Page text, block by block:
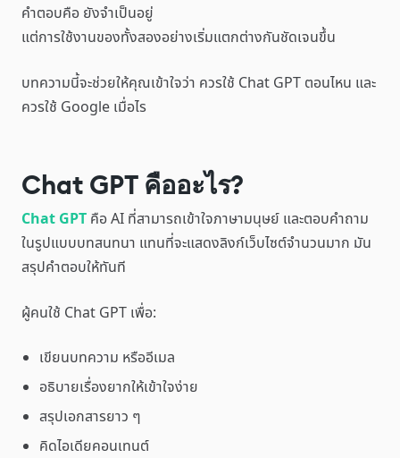
คำตอบคือ ยังจำเป็นอยู่
แต่การใช้งานของทั้งสองอย่างเริ่มแตกต่างกันชัดเจนขึ้น
บทความนี้จะช่วยให้คุณเข้าใจว่า ควรใช้ Chat GPT ตอนไหน และ
ควรใช้ Google เมื่อไร
Chat GPT คืออะไร?
Chat GPT คือ AI ที่สามารถเข้าใจภาษามนุษย์ และตอบคำถาม
ในรูปแบบบทสนทนา แทนที่จะแสดงลิงก์เว็บไซต์จำนวนมาก มัน
สรุปคำตอบให้ทันที
ผู้คนใช้ Chat GPT เพื่อ:
เขียนบทความ หรืออีเมล
อธิบายเรื่องยากให้เข้าใจง่าย
สรุปเอกสารยาว ๆ
คิดไอเดียคอนเทนต์